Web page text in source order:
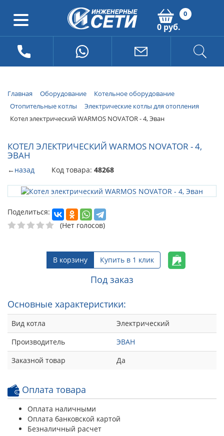
0
0 руб.
Главная Оборудование
Котельное оборудование
Отопительные котлы
Электрические котлы для отопления
Котел электрический WARMOS NOVATOR - 4, Эван
КОТЕЛ ЭЛЕКТРИЧЕСКИЙ WARMOS NOVATOR - 4,
ЭВАН
←назад Код товара: 48268
Поделиться:
(Нет голосов)
В корзину Купить в 1 клик
Под заказ
Основные характеристики:
Вид котла
Электрический
Производитель
ЭВАН
Заказной товар
Да
Оплата товара
Оплата наличными
Оплата банковской картой
Безналичный расчет